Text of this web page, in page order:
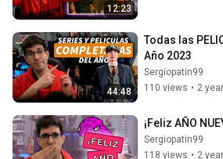
12:23
44:48
Todas las
Año 2023
Sergiopatin99
110 views • 2
¡Feliz AÑO
Sergiopatin99
118 views • 2